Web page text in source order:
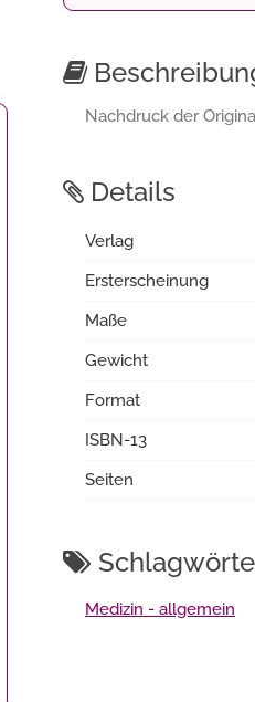
Nachdruck der
Details
Verlag
Ersterscheinung
Maße
Gewicht
Format
ISBN-13
Seiten
Medizin - allgemein